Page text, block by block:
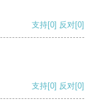
支持[0] 反对[0]
支持[0] 反对[0]